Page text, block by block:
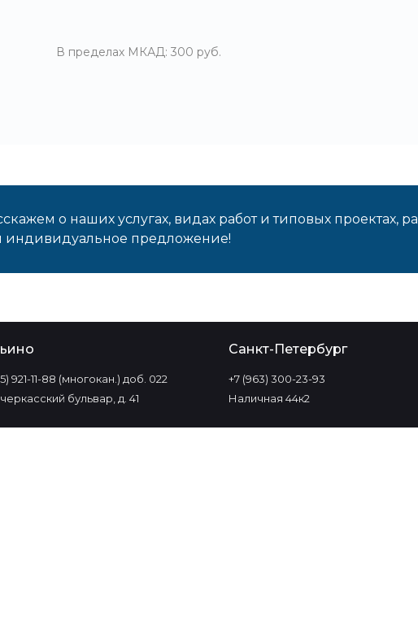
В пределах МКАД: 300 руб.
о наших услугах, видах работ и типовых проектах,
индивидуальное предложение!
921-11-88 (многокан.) доб. 022
бульвар, д. 41
Санкт-Петербург
+7 (963) 300-23-93
Наличная 44к2